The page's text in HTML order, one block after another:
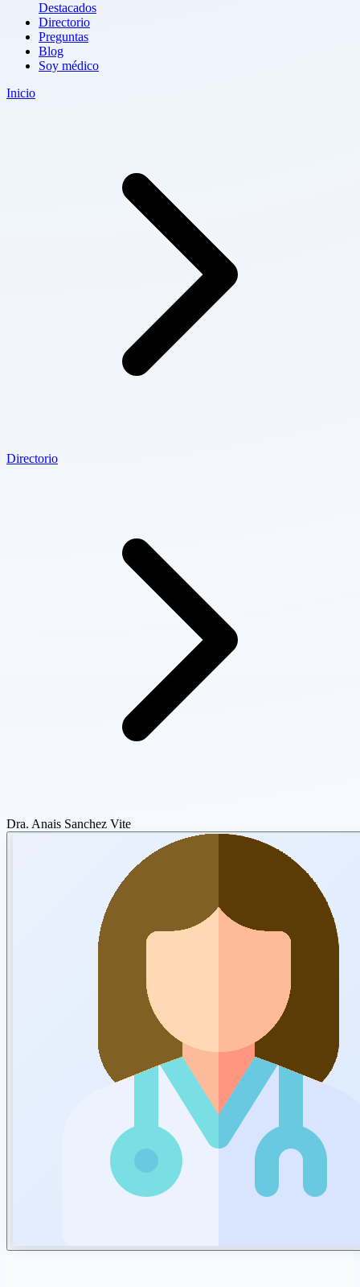
Destacados
Directorio
Preguntas
Blog
Soy médico
Inicio
Directorio
Dra. Anais Sanchez Vite